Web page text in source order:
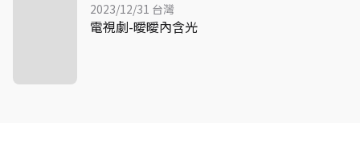
2023/12/31 台灣
電視劇-曖曖內含光